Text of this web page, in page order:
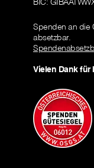
Spenden an die
absetzbar.
Vielen Dank für